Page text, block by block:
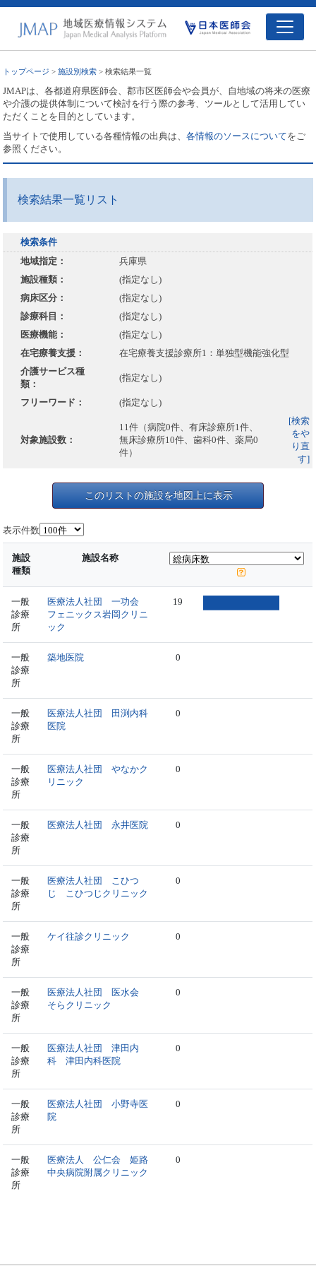
トップページ >施設別検索 > 検索結果一覧
JMAPは、各都道府県医師会、郡市区医師会や会員が、自地域の将来の医療
や介護の提供体制について検討を行う際の参考、ツールとして活用してい
ただくことを目的としています。
当サイトで使用している各種情報の出典は、各情報のソースについてをご
参照ください。
検索結果一覧リスト
検索条件
地域指定：
兵庫県
施設種類：
(指定なし)
病床区分：
(指定なし)
診療科目：
(指定なし)
医療機能：
(指定なし)
在宅療養支援：
在宅療養支援診療所1：単独型機能強化型
介護サービス種
類：
(指定なし)
フリーワード： (指定なし)
対象施設数：
11件（病院0件、有床診療所1件、
無床診療所10件、歯科0件、薬局0
件）
[検索
をや
り直
す]
このリストの施設を地図上に表示
表示件数
施設
種類
施設名称
一般
診療
所
医療法人社団 一功会
フェニックス岩岡クリニ
ック
19
一般
診療
所
築地医院 0
一般
診療
所
医療法人社団 田渕内科
医院
0
一般
診療
所
医療法人社団 やなかク
リニック
0
一般
診療
所
医療法人社団 永井医院 0
一般
診療
所
医療法人社団 こひつ
じ こひつじクリニック
0
一般
診療
所
ケイ往診クリニック 0
一般
診療
所
医療法人社団 医水会
そらクリニック
0
一般
診療
所
医療法人社団 津田内
科 津田内科医院
0
一般
診療
所
医療法人社団 小野寺医
院
0
一般
診療
所
医療法人 公仁会 姫路
中央病院附属クリニック
0